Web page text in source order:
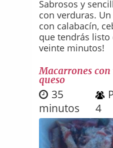
Sabrosos y
con verduras.
con calabacín,
que tendrás listo
veinte minutos!
Macarrones
queso
35
minutos
4